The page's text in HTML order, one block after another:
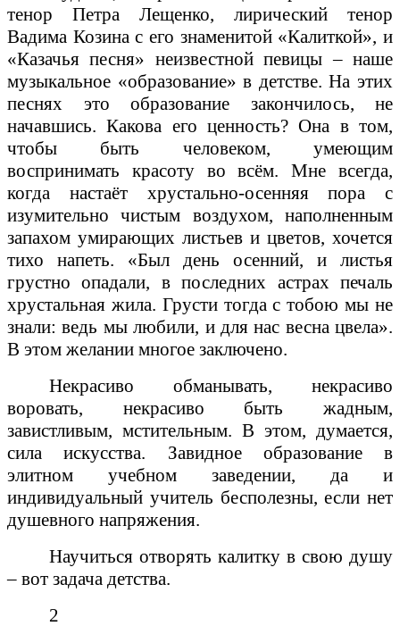
тенор Петра Лещенко, лирический тенор
Вадима Козина с его знаменитой «Калиткой», и
«Казачья песня» неизвестной певицы – наше
музыкальное «образование» в детстве. На этих
песнях это образование закончилось, не
начавшись. Какова его ценность? Она в том,
чтобы быть человеком, умеющим
воспринимать красоту во всём. Мне всегда,
когда настаёт хрустально-осенняя пора с
изумительно чистым воздухом, наполненным
запахом умирающих листьев и цветов, хочется
тихо напеть. «Был день осенний, и листья
грустно опадали, в последних астрах печаль
хрустальная жила. Грусти тогда с тобою мы не
знали: ведь мы любили, и для нас весна цвела».
В этом желании многое заключено.
Некрасиво обманывать, некрасиво
воровать, некрасиво быть жадным,
завистливым, мстительным. В этом, думается,
сила искусства. Завидное образование в
элитном учебном заведении, да и
индивидуальный учитель бесполезны, если нет
душевного напряжения.
Научиться отворять калитку в свою душу
– вот задача детства.
2